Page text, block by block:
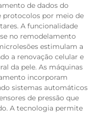
de dados do
protocolos por meio de
A funcionalidade
no remodelamento
estimulam a
a renovação celular e
da pele. As máquinas
incorporam
sistemas automáticos
de pressão que
A tecnologia permite